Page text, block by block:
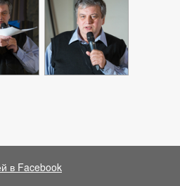
в Facebook